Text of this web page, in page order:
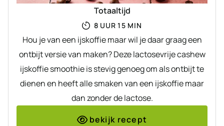
Totaaltijd
8 UUR
UUR 15MINUTEN
MIN
Hou je van een ijskoffie maar wil je daar graag een
ontbijt versie van maken? Deze lactosevrije cashew
ijskoffie smoothie is stevig genoeg om als ontbijt te
dienen en heeft alle smaken van een ijskoffie maar
dan zonder de lactose.
bekijk recept